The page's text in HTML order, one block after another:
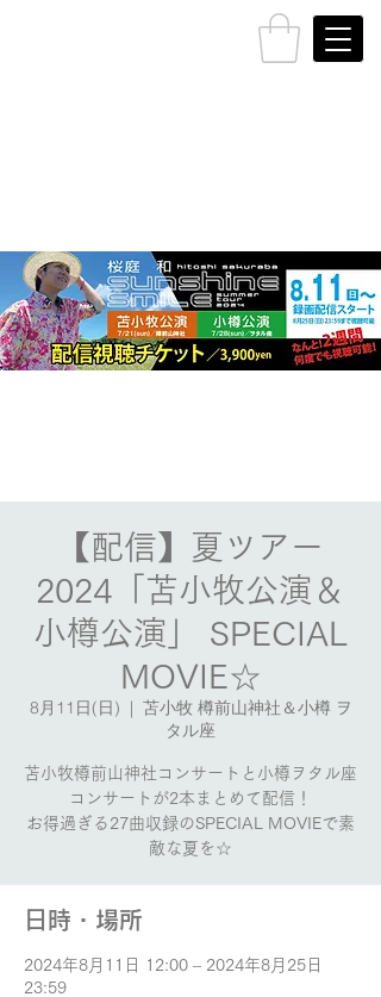
【配信】夏ツアー
2024「苫小牧公演＆
小樽公演」 SPECIAL
MOVIE☆
8月11日(日)
  |
苫小牧 樽前山神社＆小樽 ヲ
タル座
苫小牧樽前山神社コンサートと小樽ヲタル座
コンサートが2本まとめて配信！
お得過ぎる27曲収録のSPECIAL MOVIEで素
敵な夏を☆
日時・場所
2024年8月11日 12:00 – 2024年8月25日
23:59